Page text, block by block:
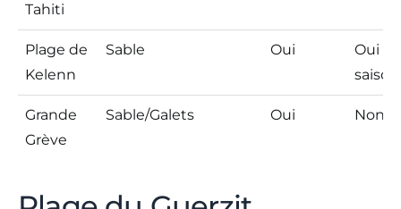
Tahiti
Plage de
Kelenn
Sable Oui
Oui
Grande
Grève
Sable/Galets Oui Non